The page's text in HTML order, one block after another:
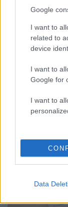
Google
I want to
related to
device
I want to
Google for
I want to
Data
ΣΥΡΙΖΑ:
όταν